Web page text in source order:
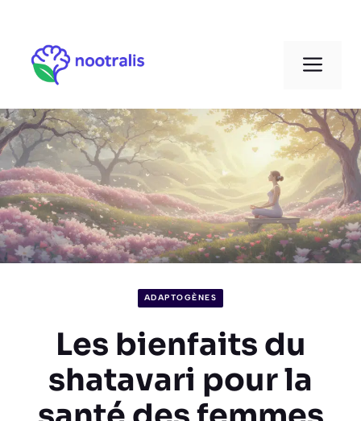
contenu
ADAPTOGÈNES
Les bienfaits du
shatavari pour la